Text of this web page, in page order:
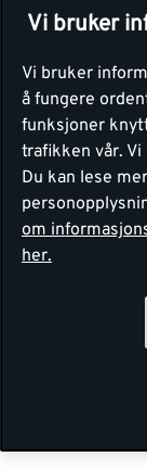
Vi bruker
Vi bruker
å fungere
funksjoner
trafikken vår.
Du kan lese
om
her.